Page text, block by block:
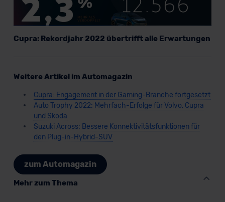
Cupra: Rekordjahr 2022 übertrifft alle Erwartungen
Weitere Artikel im Automagazin
Cupra: Engagement in der Gaming-Branche fortgesetzt
Auto Trophy 2022: Mehrfach-Erfolge für Volvo, Cupra
und Skoda
Suzuki Across: Bessere Konnektivitätsfunktionen für
den Plug-in-Hybrid-SUV
zum Automagazin
Mehr zum Thema